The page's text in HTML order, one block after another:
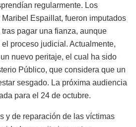
regularmente. Los
Espaillat, fueron imputados
pagar una fianza, aunque
proceso judicial. Actualmente,
nuevo peritaje, el cual ha sido
Público, que considera que un
sesgado. La próxima audiencia
para el 24 de octubre.
y de reparación de las víctimas